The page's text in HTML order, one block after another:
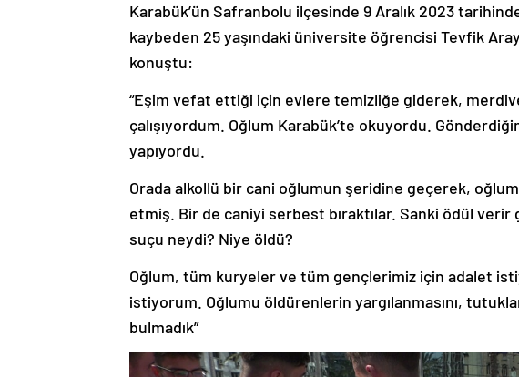
Karabük’ün Safranbolu ilçesinde 9 Aralık 2023
kaybeden 25 yaşındaki üniversite öğrencisi Tevfik
konuştu:
“Eşim vefat ettiği için evlere temizliğe giderek,
çalışıyordum. Oğlum Karabük’te okuyordu.
yapıyordu.
Orada alkollü bir cani oğlumun şeridine geçerek,
etmiş. Bir de caniyi serbest bıraktılar. Sanki ödül
suçu neydi? Niye öldü?
Oğlum, tüm kuryeler ve tüm gençlerimiz için adalet
istiyorum. Oğlumu öldürenlerin yargılanmasını,
bulmadık”